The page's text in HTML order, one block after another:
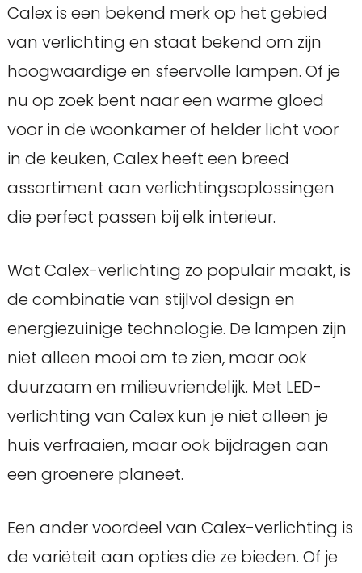
Calex is een bekend merk op het gebied
van verlichting en staat bekend om zijn
hoogwaardige en sfeervolle lampen. Of je
nu op zoek bent naar een warme gloed
voor in de woonkamer of helder licht voor
in de keuken, Calex heeft een breed
assortiment aan verlichtingsoplossingen
die perfect passen bij elk interieur.
Wat Calex-verlichting zo populair maakt, is
de combinatie van stijlvol design en
energiezuinige technologie. De lampen zijn
niet alleen mooi om te zien, maar ook
duurzaam en milieuvriendelijk. Met LED-
verlichting van Calex kun je niet alleen je
huis verfraaien, maar ook bijdragen aan
een groenere planeet.
Een ander voordeel van Calex-verlichting is
de variëteit aan opties die ze bieden. Of je